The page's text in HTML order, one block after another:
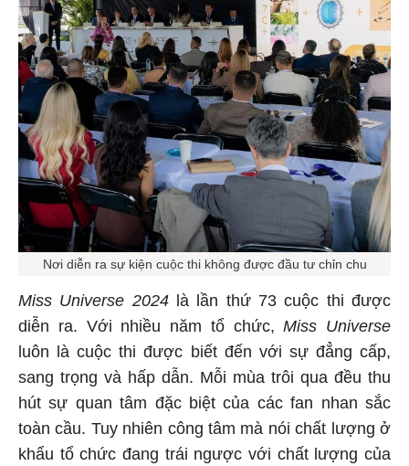
Nơi diễn ra sự kiện cuộc thi không được đầu tư chỉn chu
Miss Universe 2024là lần thứ 73 cuộc thi được
diễn ra. Với nhiều năm tổ chức,
Miss Universe
luôn là cuộc thi được biết đến với sự đẳng cấp,
sang trọng và hấp dẫn. Mỗi mùa trôi qua đều thu
hút sự quan tâm đặc biệt của các fan nhan sắc
toàn cầu. Tuy nhiên công tâm mà nói chất lượng ở
khẩu tổ chức đang trái ngược với chất lượng của